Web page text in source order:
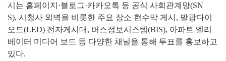
시는 홈페이지 ·블로그·카카오톡 등 공식 사회관계망(SN
S), 시청사 외벽을 비롯한 주요 장소 현수막 게시 , 발광다이
오드(LED) 전자게시대 , 버스정보시스템(BIS), 아파트 엘리
베이터 미디어 보드 등 다양한 채널을 통해 투표를 홍보하고
있다.